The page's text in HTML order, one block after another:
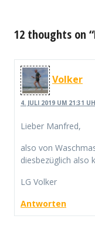
12 thoughts on
Volker
4. JULI 2019 UM 21:31
Lieber Manfred,
also von
diesbezüglich also
LG Volker
Antworten